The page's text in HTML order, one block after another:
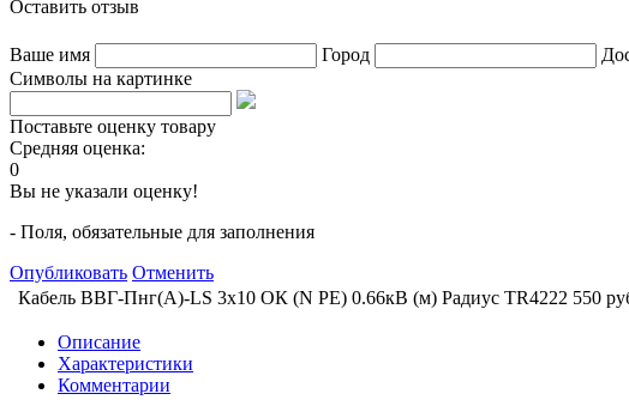
Оставить отзыв
Ваше имя Город
Символы на картинке
Поставьте оценку товару
Средняя оценка:
0
Вы не указали оценку!
- Поля, обязательные для заполнения
Опубликовать Отменить
Кабель ВВГ-Пнг(А)-LS 3х10 ОК (N PE) 0.66кВ (м) Радиус TR4222 550
Описание
Характеристики
Комментарии